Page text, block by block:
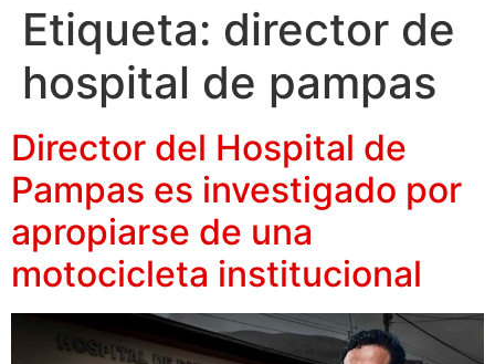
Etiqueta: director de
hospital de pampas
Director del Hospital de
Pampas es investigado por
apropiarse de una
motocicleta institucional